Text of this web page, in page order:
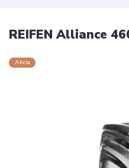
REIFEN Alliance
Akcia